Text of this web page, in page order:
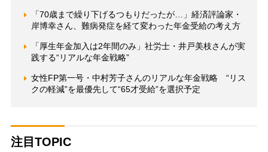
「70歳まで繰り下げるつもりだったが…」経済評論家・
岸博幸さん、難病発症を経て変わった年金受給の考え方
「厚生年金加入は2年間のみ」社労士・井戸美枝さんが実
践する“リアルな年金戦略”
女性FP第一号・中村芳子さんのリアルな年金戦略 “リス
クの軽減”を最優先して“65才受給”を選択予定
注目TOPIC